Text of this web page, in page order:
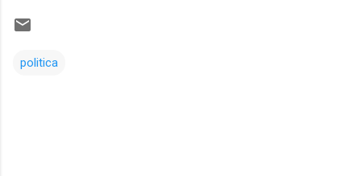
politica